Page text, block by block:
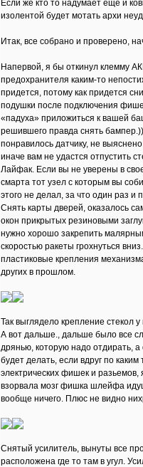
Если же кто то надумает еще и
изолентой будет мотать архи
Итак, все собрано и проверено,
Напервой, я бы откинул клемму
предохранителя каким-то
придется, потому как придется
подушки после подключения
«падуха» приложиться к вашей
решившего правда снять
понравилось датчику, не
иначе вам не удастся отпустить
Лайфак. Если вы не уверены в
смарта тот узел с которым вы
этого не делал, за что один раз и
Снять карты дверей, оказалось
окон прикрытых резиновыми
нужно хорошо закрепить
скоростью ракеты грохнуться
пластиковые крепления
других в прошлом.
Так выглядело крепление стекол
А вот дальше., дальше было все
дрянью, которую надо отдирать,
будет делать, если вдруг по
электрических фишек и
взорвала мозг фишка шлейфа
вообще ничего. Плюс не видно
Снятый усилитель, вынуты все
расположена где то там в угул.